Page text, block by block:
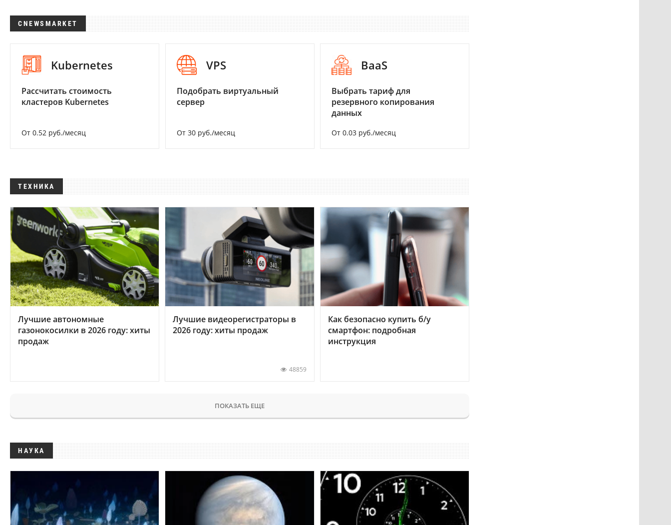
CNEWSMARKET
Kubernetes
Рассчитать стоимость
кластеров Kubernetes
От 0.52 руб./месяц
VPS
Подобрать виртуальный
сервер
От 30 руб./месяц
BaaS
Выбрать тариф для
резервного копирования
данных
От 0.03 руб./месяц
ТЕХНИКА
Лучшие автономные
газонокосилки в 2026 году: хиты
продаж
Лучшие видеорегистраторы в
2026 году: хиты продаж
48859
Как безопасно купить б/у
смартфон: подробная
инструкция
ПОКАЗАТЬ ЕЩЕ
НАУКА